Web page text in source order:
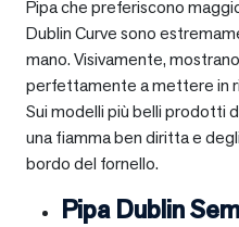
Pipa che preferiscono
Dublin Curve sono
mano. Visivamente,
perfettamente a mettere in
Sui modelli più belli prodotti
una fiamma ben diritta e
bordo del fornello.
Pipa Dublin